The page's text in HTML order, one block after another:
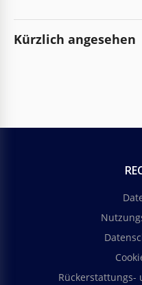
Kürzlich angesehen
Rückerstattungs-